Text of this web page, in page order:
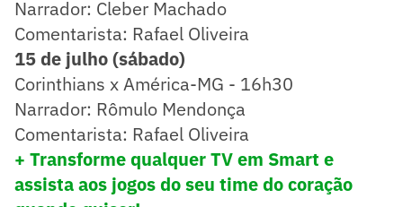
Narrador: Cleber Machado
Comentarista: Rafael Oliveira
15 de julho (sábado)
Corinthians x América-MG - 16h30
Narrador: Rômulo Mendonça
Comentarista: Rafael Oliveira
+ Transforme qualquer TV em Smart e
assista aos jogos do seu time do coração